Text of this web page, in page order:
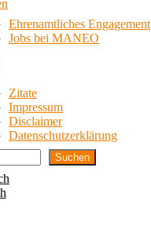
Ehrenamtliches Engagement
Jobs bei MANEO
Zitate
Impressum
Disclaimer
Datenschutzerklärung
Suchen